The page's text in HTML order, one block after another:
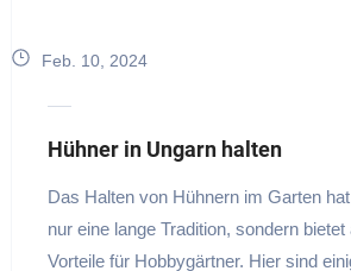
Feb. 10, 2024
Hühner in Ungarn halten
Das Halten von Hühnern im Garten
nur eine lange Tradition, sondern
Vorteile für Hobbygärtner. Hier sind